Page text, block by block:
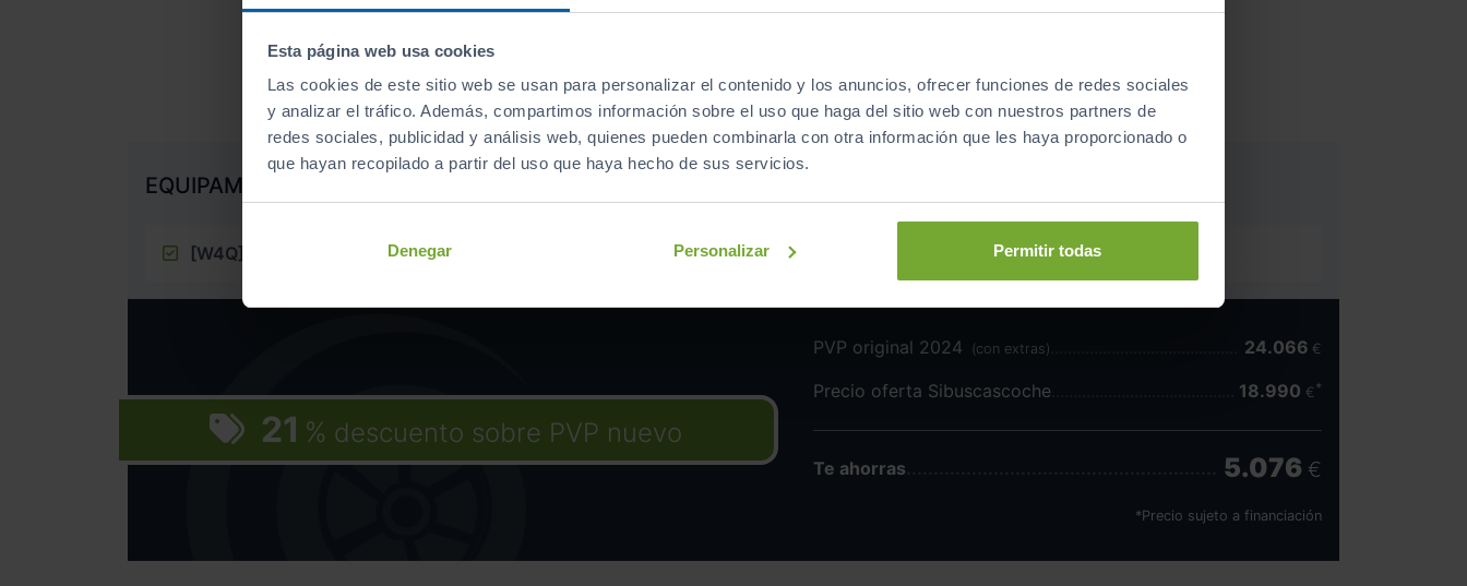
Esta página web usa cookies
Las cookies de este sitio web se usan para personalizar el contenido y los anuncios, ofrecer funciones de redes sociales
y analizar el tráfico. Además, compartimos información sobre el uso que haga del sitio web con nuestros partners de
redes sociales, publicidad y análisis web, quienes pueden combinarla con otra información que les haya proporcionado o
que hayan recopilado a partir del uso que haya hecho de sus servicios.
Denegar Personalizar Permitir todas
Equipamientode este vehículo
EQUIPAMIENTO EXTRA
[W4Q] Paquete lanzamiento ”, T-Cross”,
21 % descuento sobre PVP nuevo
PVP original 2024 (con extras) 24.066 €
Precio oferta Sibuscascoche 18.990 €
Te ahorras 5.076 €
*Precio sujeto a financiación